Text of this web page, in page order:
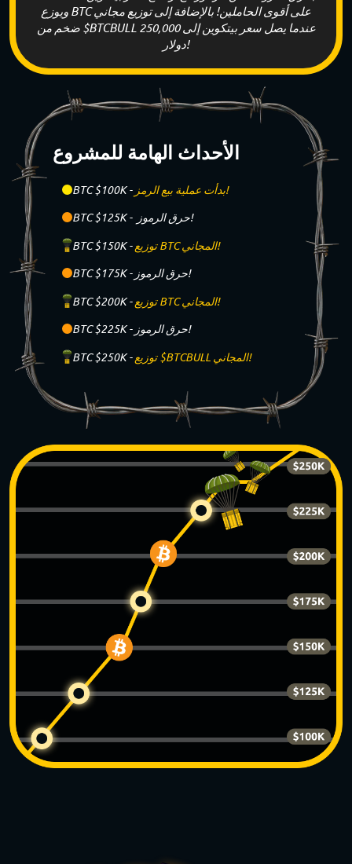
ويوزع BTC على أقوى الحاملين! بالإضافة إلى توزيع مجاني
ضخم من $BTCBULL عندما يصل سعر بيتكوين إلى 250,000
دولار!
الأحداث الهامة للمشروع
BTC $100K -
بدأت عملية بيع الرمز!
BTC $125K -
حرق الرموز!
BTC $150K -
توزيع BTC المجاني!
BTC $175K -
حرق الرموز!
BTC $200K -
توزيع BTC المجاني!
BTC $225K -
حرق الرموز!
BTC $250K -
توزيع $BTCBULL المجاني!